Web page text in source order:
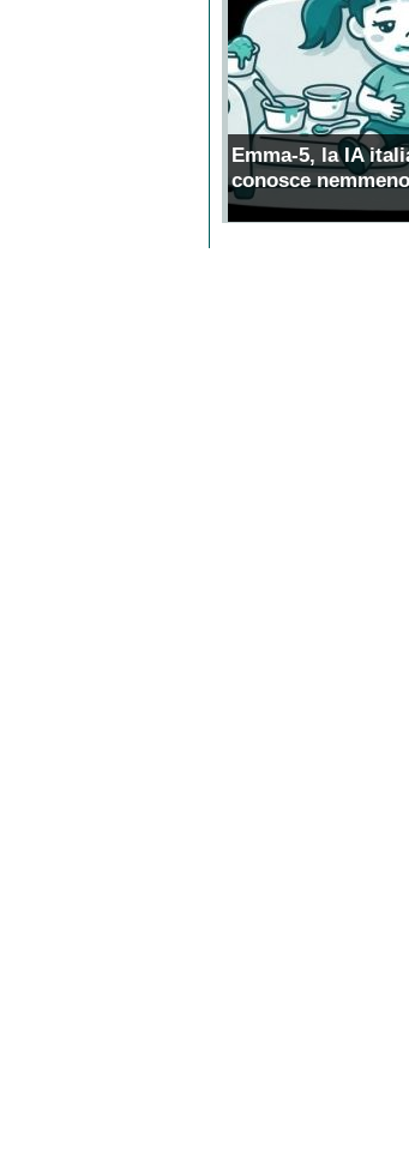
Emma-5, la IA
conosce